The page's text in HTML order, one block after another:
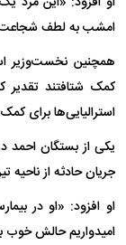
امشب به لطف شجاعت
همچنین نخست‌وزیر
کمک شتافتند تقدیر
استرالیایی‌ها برای
جریان حادثه از
او افزود: «او در
امیدواریم حالش